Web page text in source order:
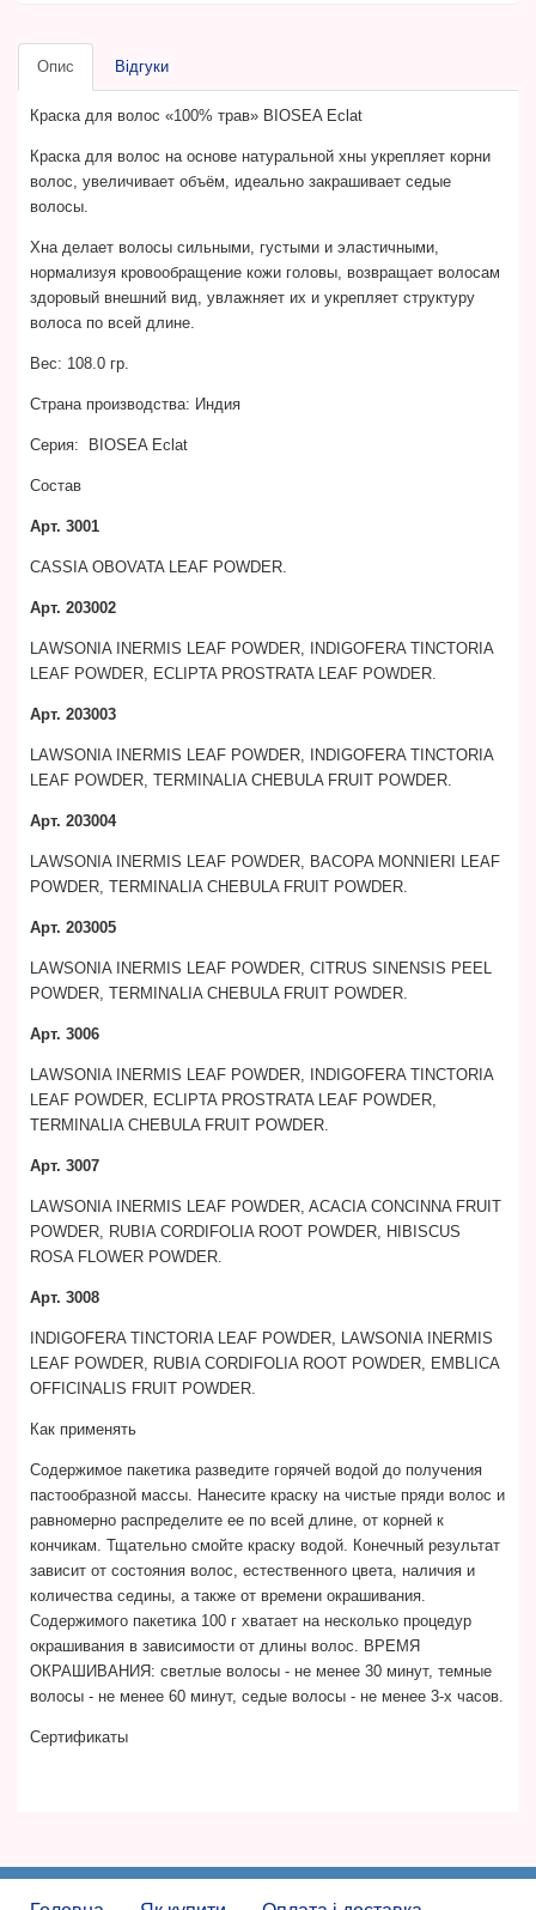
Опис Відгуки
Краска для волос «100% трав» BIOSEA Eclat
Краска для волос на основе натуральной хны укрепляет корни
волос, увеличивает объём, идеально закрашивает седые
волосы.
Хна делает волосы сильными, густыми и эластичными,
нормализуя кровообращение кожи головы, возвращает волосам
здоровый внешний вид, увлажняет их и укрепляет структуру
волоса по всей длине.
Вес: 108.0 гр.
Страна производства: Индия
Серия: BIOSEA Eclat
Состав
Арт. 3001
CASSIA OBOVATA LEAF POWDER.
Арт. 203002
LAWSONIA INERMIS LEAF POWDER, INDIGOFERA TINCTORIA
LEAF POWDER, ECLIPTA PROSTRATA LEAF POWDER.
Арт. 203003
LAWSONIA INERMIS LEAF POWDER, INDIGOFERA TINCTORIA
LEAF POWDER, TERMINALIA CHEBULA FRUIT POWDER.
Арт. 203004
LAWSONIA INERMIS LEAF POWDER, BACOPA MONNIERI LEAF
POWDER, TERMINALIA CHEBULA FRUIT POWDER.
Арт. 203005
LAWSONIA INERMIS LEAF POWDER, CITRUS SINENSIS PEEL
POWDER, TERMINALIA CHEBULA FRUIT POWDER.
Арт. 3006
LAWSONIA INERMIS LEAF POWDER, INDIGOFERA TINCTORIA
LEAF POWDER, ECLIPTA PROSTRATA LEAF POWDER,
TERMINALIA CHEBULA FRUIT POWDER.
Арт. 3007
LAWSONIA INERMIS LEAF POWDER, ACACIA CONCINNA FRUIT
POWDER, RUBIA CORDIFOLIA ROOT POWDER, HIBISCUS
ROSA FLOWER POWDER.
Арт. 3008
INDIGOFERA TINCTORIA LEAF POWDER, LAWSONIA INERMIS
LEAF POWDER, RUBIA CORDIFOLIA ROOT POWDER, EMBLICA
OFFICINALIS FRUIT POWDER.
Как применять
Содержимое пакетика разведите горячей водой до получения
пастообразной массы. Нанесите краску на чистые пряди волос и
равномерно распределите ее по всей длине, от корней к
кончикам. Тщательно смойте краску водой. Конечный результат
зависит от состояния волос, естественного цвета, наличия и
количества седины, а также от времени окрашивания.
Содержимого пакетика 100 г хватает на несколько процедур
окрашивания в зависимости от длины волос. ВРЕМЯ
ОКРАШИВАНИЯ: светлые волосы - не менее 30 минут, темные
волосы - не менее 60 минут, седые волосы - не менее 3-х часов.
Сертификаты